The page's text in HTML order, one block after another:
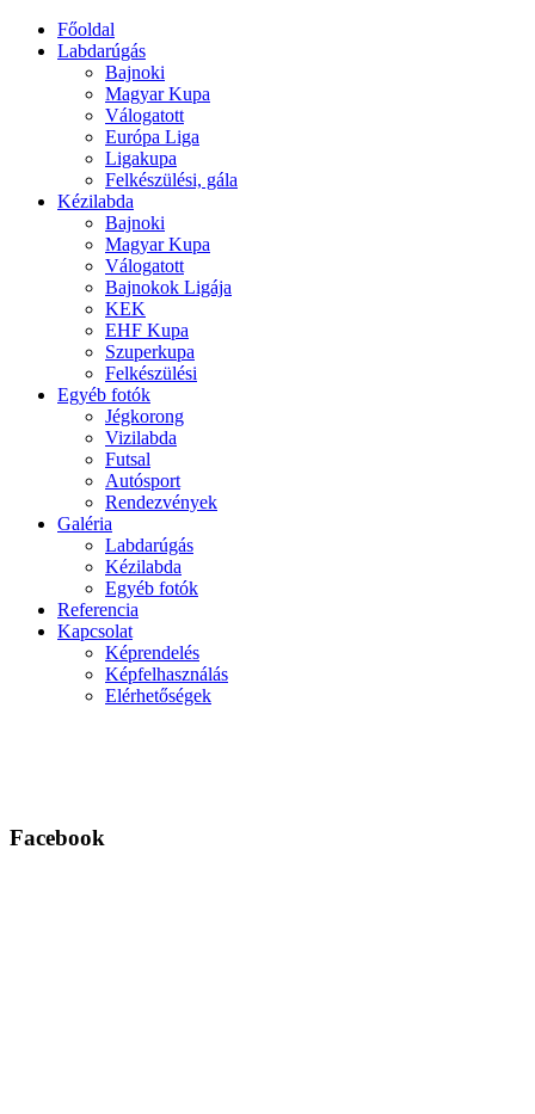
Főoldal
Labdarúgás
Bajnoki
Magyar Kupa
Válogatott
Európa Liga
Ligakupa
Felkészülési, gála
Kézilabda
Bajnoki
Magyar Kupa
Válogatott
Bajnokok Ligája
KEK
EHF Kupa
Szuperkupa
Felkészülési
Egyéb fotók
Jégkorong
Vizilabda
Futsal
Autósport
Rendezvények
Galéria
Labdarúgás
Kézilabda
Egyéb fotók
Referencia
Kapcsolat
Képrendelés
Képfelhasználás
Elérhetőségek
Facebook